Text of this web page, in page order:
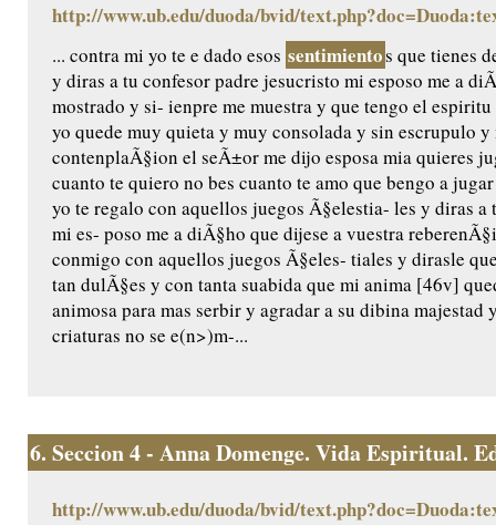
http://www.ub.edu/duoda/bvid/
... contra mi yo te e dado esos sentimientos que tienes
y diras a tu confesor padre jesucristo mi esposo me a
mostrado y si- ienpre me muestra y que tengo el
yo quede muy quieta y muy consolada y sin escrupulo y
contenplaÃ§ion el seÃ±or me dijo esposa mia quieres
cuanto te quiero no bes cuanto te amo que bengo a
yo te regalo con aquellos juegos Ã§elestia- les y diras
mi es- poso me a diÃ§ho que dijese a vuestra
conmigo con aquellos juegos Ã§eles- tiales y dirasle
tan dulÃ§es y con tanta suabida que mi anima [46v]
animosa para mas serbir y agradar a su dibina majestad
criaturas no se e(n>)m-...
6. Seccion 4 - Anna Domenge. Vida Espiritual.
http://www.ub.edu/duoda/bvid/